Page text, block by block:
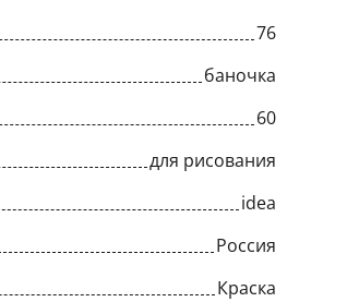
76
баночка
60
для рисования
idea
Россия
Краска